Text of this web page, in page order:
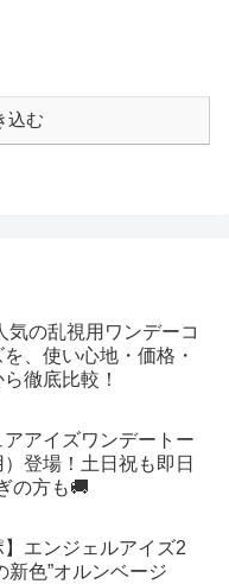
込む
気の乱視用ワンデーコ
、使い心地・価格・
徹底比較！
アアイズワンデートー
登場！土日祝も即日
の方も🚚
】エンジェルアイズ2
新色”オルンベージ